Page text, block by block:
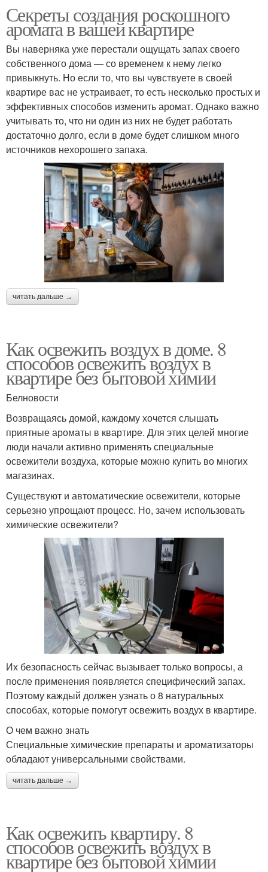
Секреты создания роскошного
аромата в вашей квартире
Вы наверняка уже перестали ощущать запах своего
собственного дома — со временем к нему легко
привыкнуть. Но если то, что вы чувствуете в своей
квартире вас не устраивает, то есть несколько простых и
эффективных способов изменить аромат. Однако важно
учитывать то, что ни один из них не будет работать
достаточно долго, если в доме будет слишком много
источников нехорошего запаха.
читать дальше →
Как освежить воздух в доме. 8
способов освежить воздух в
квартире без бытовой химии
Белновости
Возвращаясь домой, каждому хочется слышать
приятные ароматы в квартире. Для этих целей многие
люди начали активно применять специальные
освежители воздуха, которые можно купить во многих
магазинах.
Существуют и автоматические освежители, которые
серьезно упрощают процесс. Но, зачем использовать
химические освежители?
Их безопасность сейчас вызывает только вопросы, а
после применения появляется специфический запах.
Поэтому каждый должен узнать о 8 натуральных
способах, которые помогут освежить воздух в квартире.
О чем важно знать
Специальные химические препараты и ароматизаторы
обладают универсальными свойствами.
читать дальше →
Как освежить квартиру. 8
способов освежить воздух в
квартире без бытовой химии